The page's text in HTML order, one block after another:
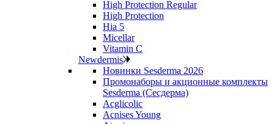
High Protection Regular
High Protection
Hia 5
Micellar
Vitamin C
Newdermis
Новинки Sesderma 2026
Промонаборы и акционные комплекты
Sesderma (Сесдерма)
Acglicolic
Acnises Young